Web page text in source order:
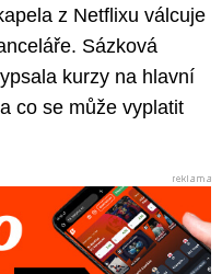
z Netflixu válcuje
Sázková
kurzy na hlavní
co se může vyplatit